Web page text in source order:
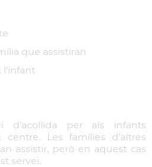
que assistiran
l’infant
d’acollida per als infants
centre. Les famílies d’altres
assistir, però en aquest cas
servei.